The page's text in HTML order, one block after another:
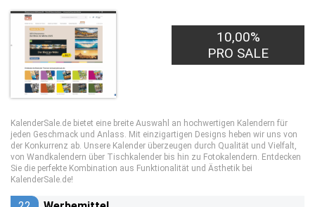
10,00%
PRO SALE
KalenderSale.de bietet eine breite Auswahl an hochwertigen Kalendern für
jeden Geschmack und Anlass. Mit einzigartigen Designs heben wir uns von
der Konkurrenz ab. Unsere Kalender überzeugen durch Qualität und Vielfalt,
von Wandkalendern über Tischkalender bis hin zu Fotokalendern. Entdecken
Sie die perfekte Kombination aus Funktionalität und Ästhetik bei
KalenderSale.de!